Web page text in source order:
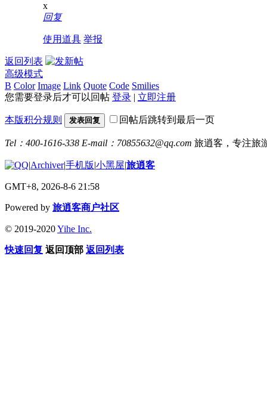
x
回复
使用道具 举报
返回列表
高级模式
B Color Image Link Quote Code Smilies
您需要登录后才可以回帖 登录 | 立即注册
本版积分规则 发表回复 回帖后跳转到最后一页
Tel：400-1616-338 E-mail：70855632@qq.com 旅逍客，专注旅
|Archiver|手机版|小黑屋|旅逍客
GMT+8, 2026-8-6 21:58
Powered by 旅逍客商户社区
© 2019-2020Yihe Inc.
快速回复 返回顶部 返回列表